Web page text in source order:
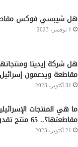
هل شيبسي فوكس
1 نوفمبر، 2023
هل شركة إيديتا
مقاطعة ويدعمون
31 أكتوبر، 2023
ما هي المنتجات
مقاطعتها؟.. 65 منتج تقدر تستغنى عنهم
21 أكتوبر، 2023